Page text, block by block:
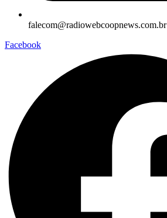
falecom@radiowebcoopnews.com.br
Facebook